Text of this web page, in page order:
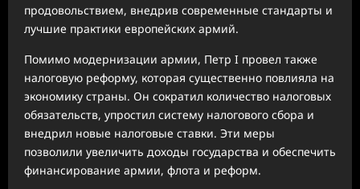
продовольствием, внедрив современные стандарты и
лучшие практики европейских армий.
Помимо модернизации армии, Петр I провел также
налоговую реформу, которая существенно повлияла на
экономику страны. Он сократил количество налоговых
обязательств, упростил систему налогового сбора и
внедрил новые налоговые ставки. Эти меры
позволили увеличить доходы государства и обеспечить
финансирование армии, флота и реформ.